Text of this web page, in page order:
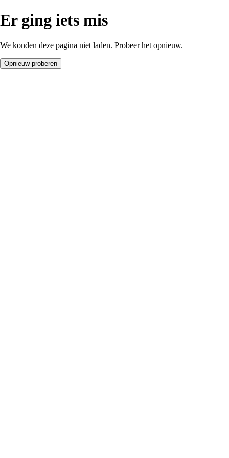
Er ging iets mis
We konden deze pagina niet laden. Probeer het opnieuw.
Opnieuw proberen